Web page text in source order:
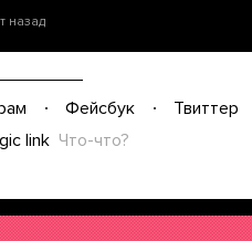
назад
Фейсбук Твиттер
link Что-что?